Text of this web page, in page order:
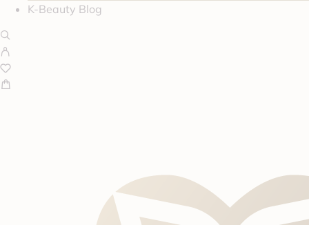
K-Beauty Blog